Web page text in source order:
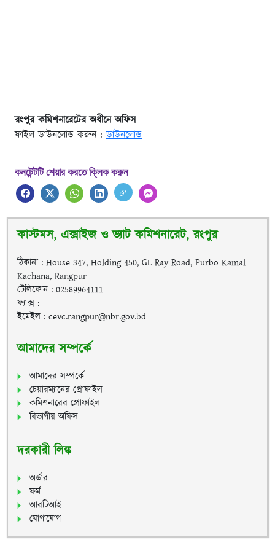
রংপুর কমিশনারেটের অধীনে অফিস
ফাইল ডাউনলোড করুন :ডাউনলোড
কনটেন্টটি শেয়ার করতে ক্লিক করুন
কাস্টমস, এক্সাইজ ও ভ্যাট কমিশনারেট, রংপুর
ঠিকানা : House 347, Holding 450, GL Ray Road, Purbo Kamal
Kachana, Rangpur
টেলিফোন : 02589964111
ফ্যাক্স :
ইমেইল : cevc.rangpur@nbr.gov.bd
আমাদের সম্পর্কে
আমাদের সম্পর্কে
চেয়ারম্যানের প্রোফাইল
কমিশনারের প্রোফাইল
বিভাগীয় অফিস
দরকারী লিঙ্ক
অর্ডার
ফর্ম
আরটিআই
যোগাযোগ